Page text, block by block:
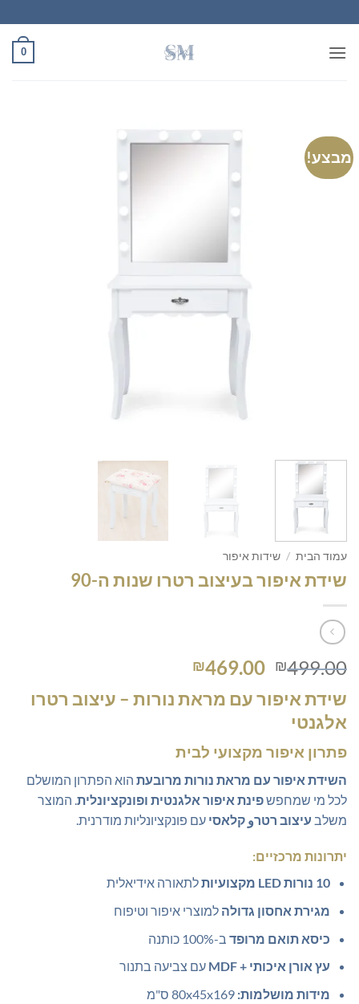
to
content
0
מבצע!
עמוד הבית / שידות איפור
שידת איפור בעיצוב רטרו שנות ה-90
₪499.00
המחיר
היה:
₪469.00
הוא:
שידת איפור עם מראת נורות – עיצוב רטרו
אלגנטי
פתרון איפור מקצועי לבית
השידת איפור עם מראת נורות מרובעת הוא הפתרון המושלם
לכל מי שמחפשפינת איפור אלגנטית ופונקציונלית . המוצר
משלב עיצוב רטרو קלאסי עם פונקציונליות מודרנית.
יתרונות מרכזיים:
10 נורות LED מקצועיות
לתאורה אידיאלית
מגירת אחסון גדולה למוצרי איפור וטיפוח
כיסא תואם מרופדב-100% כותנה
עץ אורן איכותי + MDF
עם צביעה בתנור
מידות מושלמות: